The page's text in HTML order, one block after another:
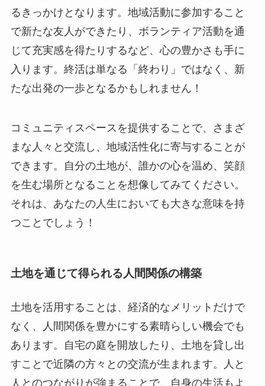
るきっかけとなります。地域活動に参加すること
で新たな友人ができたり、ボランティア活動を通
じて充実感を得たりするなど、心の豊かさも手に
入ります。終活は単なる「終わり」ではなく、新
たな出発の一歩となるかもしれません！
コミュニティスペースを提供することで、さまざ
まな人々と交流し、地域活性化に寄与することが
できます。自分の土地が、誰かの心を温め、笑顔
を生む場所となることを想像してみてください。
それは、あなたの人生においても大きな意味を持
つことでしょう！
土地を通じて得られる人間関係の構築
土地を活用することは、経済的なメリットだけで
なく、人間関係を豊かにする素晴らしい機会でも
あります。自宅の庭を開放したり、土地を貸し出
すことで近隣の方々との交流が生まれます。人と
人とのつながりが強まることで、自身の生活もよ